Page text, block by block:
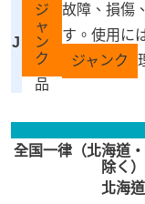
J
ジ
ャ
ン
ク
品
故障、損傷
す。使用に
ジャンク
全国一律（北海道
除く）
北海道